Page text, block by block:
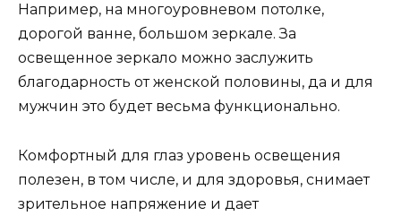
Например, на многоуровневом потолке,
дорогой ванне, большом зеркале. За
освещенное зеркало можно заслужить
благодарность от женской половины, да и для
мужчин это будет весьма функционально.
Комфортный для глаз уровень освещения
полезен, в том числе, и для здоровья, снимает
зрительное напряжение и дает